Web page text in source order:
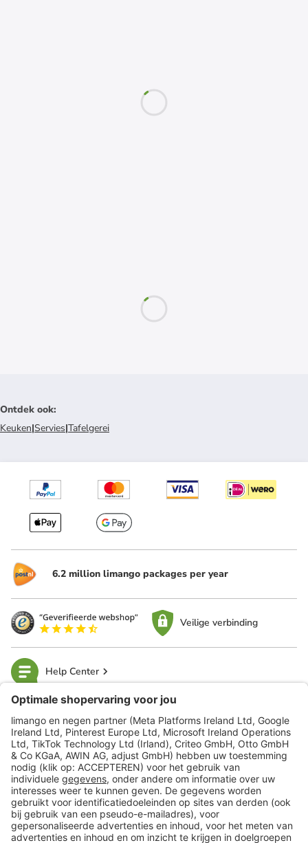
Ontdek ook:
Keuken|Servies|Tafelgerei
6.2 million limango packages per year
Veilige verbinding
Help Center
limango
Veilig winkelen
Klantenservice
Shop
Acties